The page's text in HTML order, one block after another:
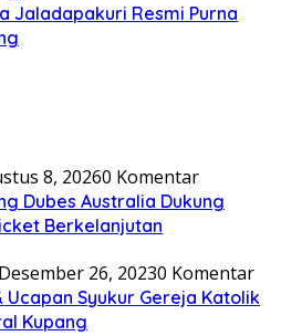
Jaladapakuri Resmi Purna
8, 20260 Komentar
Dubes Australia Dukung
Berkelanjutan
Desember 26, 20230 Komentar
Ucapan Syukur Gereja Katolik
Kupang